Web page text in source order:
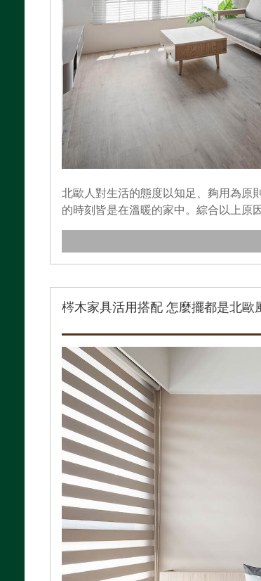
北歐人對生活的態度以知足、夠用為原
的時刻皆是在溫暖的家中。綜合以上原
梣木家具活用搭配 怎麼擺都是北歐